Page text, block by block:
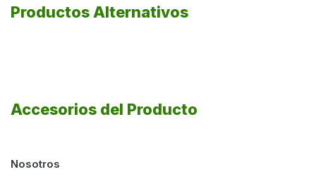
Productos Alternativos
Accesorios del Producto
Nosotros